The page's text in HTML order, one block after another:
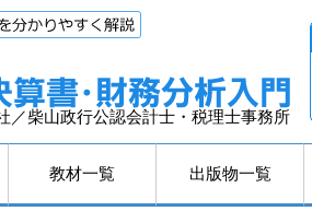
／柴山政行公認会計士・税理士事務所
教材一覧 出版物一覧